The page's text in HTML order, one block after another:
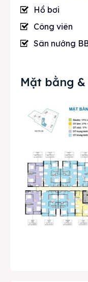
Hồ bơi
Công viên
Sân nướng
Mặt bằng